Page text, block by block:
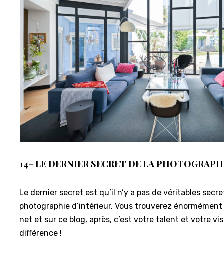
14- LE DERNIER SECRET DE LA
Le dernier secret est qu’il n’y a pas de véritables
photographie d’intérieur. Vous trouverez
net et sur ce blog, après, c’est votre talent et votre
différence !